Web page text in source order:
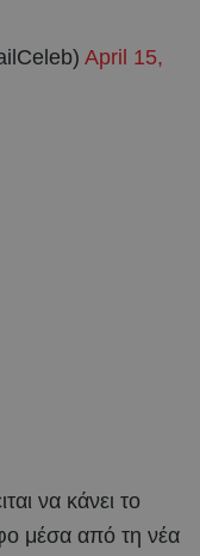
April 15,
να κάνει το
μέσα από τη νέα